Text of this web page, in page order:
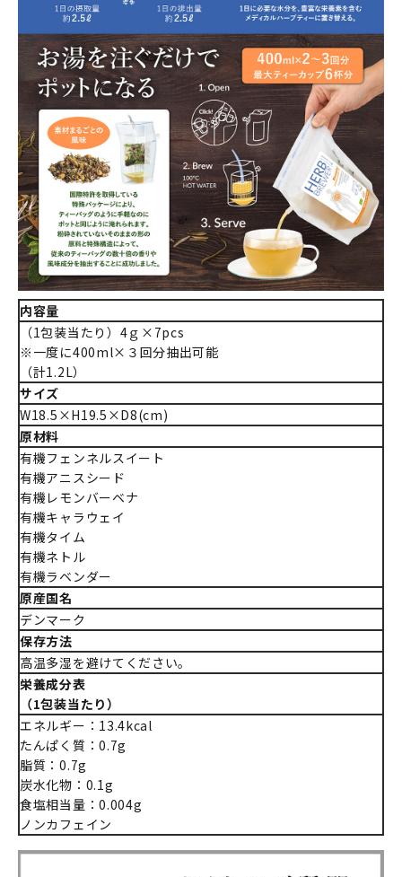
内容量
（1包装当たり）4ｇ×7pcs
※一度に400ml×３回分抽出可能
（計1.2L）
サイズ
W18.5×H19.5×D8(cm)
原材料
有機フェンネルスイート
有機アニスシード
有機レモンバーベナ
有機キャラウェイ
有機タイム
有機ネトル
有機ラベンダー
原産国名
デンマーク
保存方法
高温多湿を避けてください。
栄養成分表
（1包装当たり）
エネルギー：13.4kcal
たんぱく質：0.7g
脂質：0.7g
炭水化物：0.1g
食塩相当量：0.004g
ノンカフェイン